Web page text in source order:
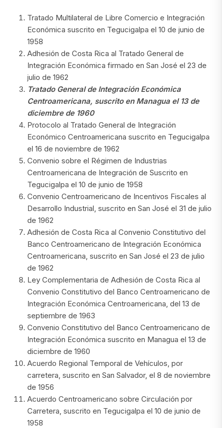
Tratado Multilateral de Libre Comercio e Integración
Económica suscrito en Tegucigalpa el 10 de junio de
1958
Adhesión de Costa Rica al Tratado General de
Integración Económica firmado en San José el 23 de
julio de 1962
Tratado General de Integración Económica
Centroamericana, suscrito en Managua el 13 de
diciembre de 1960
Protocolo al Tratado General de Integración
Económico Centroamericana suscrito en Tegucigalpa
el 16 de noviembre de 1962
Convenio sobre el Régimen de Industrias
Centroamericana de Integración de Suscrito en
Tegucigalpa el 10 de junio de 1958
Convenio Centroamericano de Incentivos Fiscales al
Desarrollo Industrial, suscrito en San José el 31 de julio
de 1962
Adhesión de Costa Rica al Convenio Constitutivo del
Banco Centroamericano de Integración Económica
Centroamericana, suscrito en San José el 23 de julio
de 1962
Ley Complementaria de Adhesión de Costa Rica al
Convenio Constitutivo del Banco Centroamericano de
Integración Económica Centroamericana, del 13 de
septiembre de 1963
Convenio Constitutivo del Banco Centroamericano de
Integración Económica suscrito en Managua el 13 de
diciembre de 1960
Acuerdo Regional Temporal de Vehículos, por
carretera, suscrito en San Salvador, el 8 de noviembre
de 1956
Acuerdo Centroamericano sobre Circulación por
Carretera, suscrito en Tegucigalpa el 10 de junio de
1958